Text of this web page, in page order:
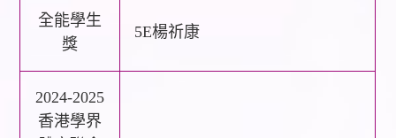
全能學生
獎
5E楊祈康
2024-2025
香港學界